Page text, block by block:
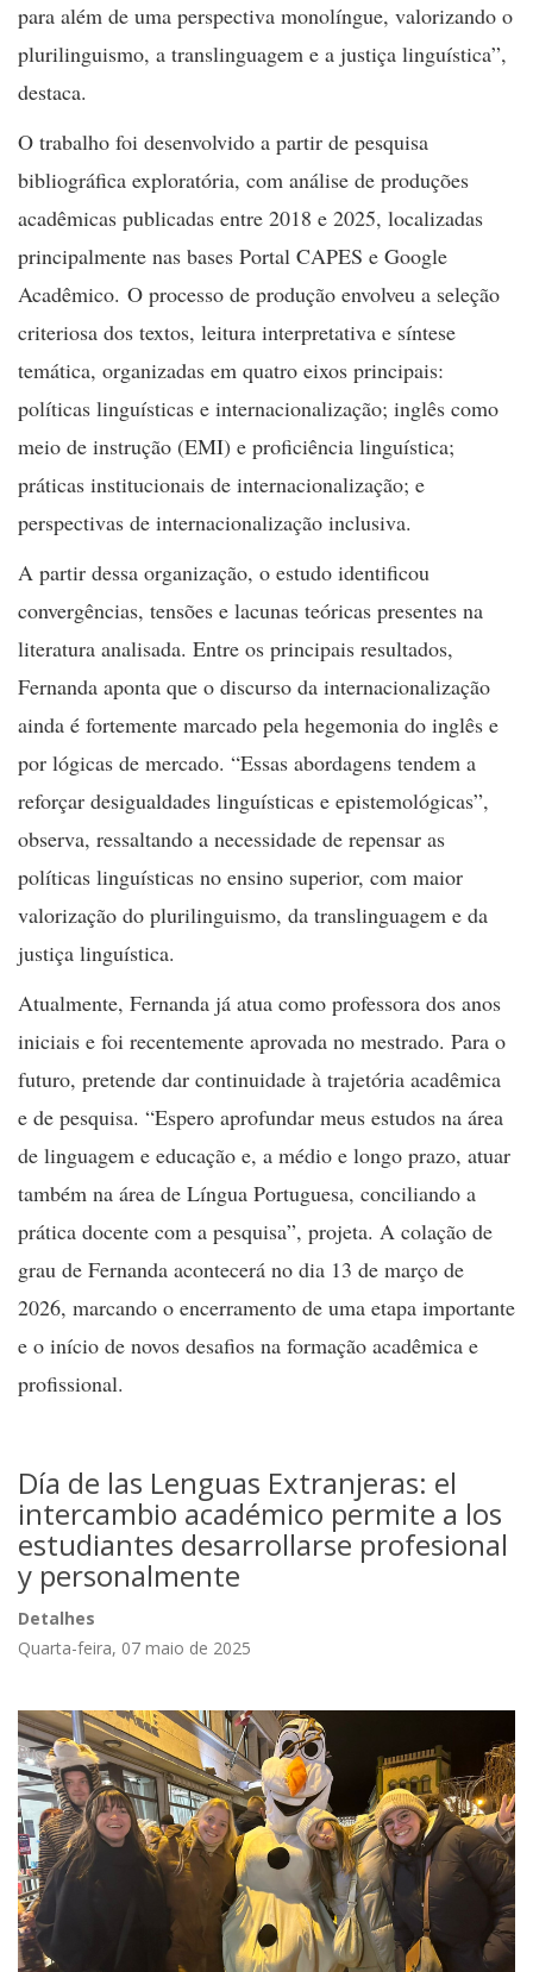
para além de uma perspectiva monolíngue, valorizando o
plurilinguismo, a translinguagem e a justiça linguística”,
destaca.
O trabalho foi desenvolvido a partir de pesquisa
bibliográfica exploratória, com análise de produções
acadêmicas publicadas entre 2018 e 2025, localizadas
principalmente nas bases Portal CAPES e Google
Acadêmico. O processo de produção envolveu a seleção
criteriosa dos textos, leitura interpretativa e síntese
temática, organizadas em quatro eixos principais:
políticas linguísticas e internacionalização; inglês como
meio de instrução (EMI) e proficiência linguística;
práticas institucionais de internacionalização; e
perspectivas de internacionalização inclusiva.
A partir dessa organização, o estudo identificou
convergências, tensões e lacunas teóricas presentes na
literatura analisada. Entre os principais resultados,
Fernanda aponta que o discurso da internacionalização
ainda é fortemente marcado pela hegemonia do inglês e
por lógicas de mercado. “Essas abordagens tendem a
reforçar desigualdades linguísticas e epistemológicas”,
observa, ressaltando a necessidade de repensar as
políticas linguísticas no ensino superior, com maior
valorização do plurilinguismo, da translinguagem e da
justiça linguística.
Atualmente, Fernanda já atua como professora dos anos
iniciais e foi recentemente aprovada no mestrado. Para o
futuro, pretende dar continuidade à trajetória acadêmica
e de pesquisa. “Espero aprofundar meus estudos na área
de linguagem e educação e, a médio e longo prazo, atuar
também na área de Língua Portuguesa, conciliando a
prática docente com a pesquisa”, projeta. A colação de
grau de Fernanda acontecerá no dia 13 de março de
2026, marcando o encerramento de uma etapa importante
e o início de novos desafios na formação acadêmica e
profissional.
Día de las Lenguas Extranjeras: el
intercambio académico permite a los
estudiantes desarrollarse profesional
y personalmente
Detalhes
Quarta-feira, 07 maio de 2025